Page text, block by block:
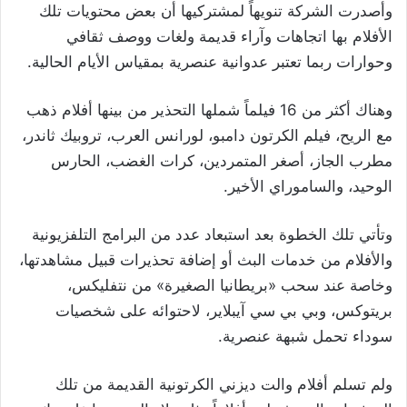
وأصدرت الشركة تنويهاً لمشتركيها أن بعض محتويات تلك
الأفلام بها اتجاهات وآراء قديمة ولغات ووصف ثقافي
وحوارات ربما تعتبر عدوانية عنصرية بمقياس الأيام الحالية.
وهناك أكثر من 16 فيلماً شملها التحذير من بينها أفلام ذهب
مع الريح، فيلم الكرتون دامبو، لورانس العرب، تروبيك ثاندر،
مطرب الجاز، أصغر المتمردين، كرات الغضب، الحارس
الوحيد، والساموراي الأخير.
وتأتي تلك الخطوة بعد استبعاد عدد من البرامج التلفزيونية
والأفلام من خدمات البث أو إضافة تحذيرات قبيل مشاهدتها،
وخاصة عند سحب «بريطانيا الصغيرة» من نتفليكس،
بريتوكس، وبي بي سي آيبلاير، لاحتوائه على شخصيات
سوداء تحمل شبهة عنصرية.
ولم تسلم أفلام والت ديزني الكرتونية القديمة من تلك